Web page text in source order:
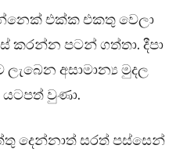
එක්ක එකතු වෙලා
කරන්න පටන් ගත්තා. දීපා
අසාමාන්‍ය මුදල
යටපත් වුණා.
දෙන්නාත් සරත් පස්සෙන්